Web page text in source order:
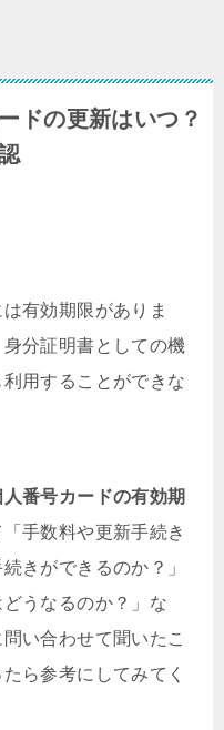
ドの更新はいつ？
有効期限がありま
分証明書としての機
用することができな
番号カードの有効期
手数料や更新手続き
きができるのか？」
うなるのか？」な
い合わせて聞いたこ
ら参考にしてみてく